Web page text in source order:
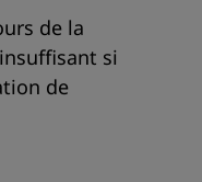
de la
si
de